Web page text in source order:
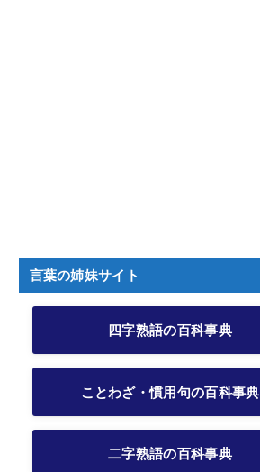
言葉の姉妹サイト
四字熟語の百科事典
ことわざ・慣用句の百科事典
二字熟語の百科事典